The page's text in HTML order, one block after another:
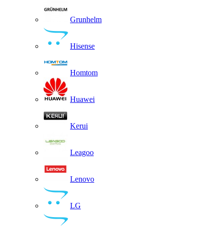
Grunhelm
Hisense
Homtom
Huawei
Kerui
Leagoo
Lenovo
LG